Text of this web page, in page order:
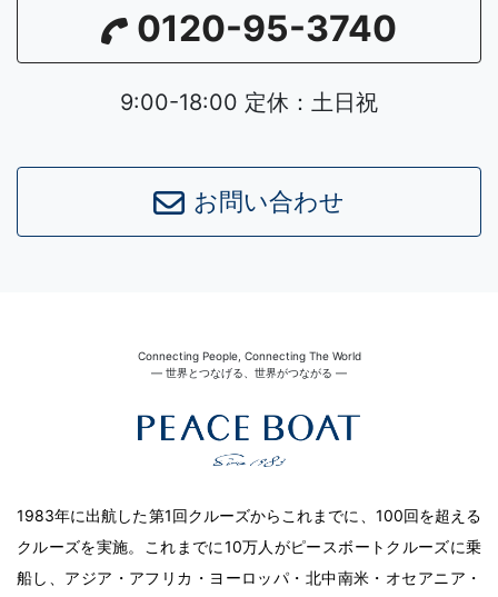
0120-95-3740
9:00-18:00 定休：土日祝
お問い合わせ
Connecting People, Connecting The World
― 世界とつなげる、世界がつながる ―
1983年に出航した第1回クルーズからこれまでに、100回を超える
クルーズを実施。これまでに10万人がピースボートクルーズに乗
船し、アジア・アフリカ・ヨーロッパ・北中南米・オセアニア・